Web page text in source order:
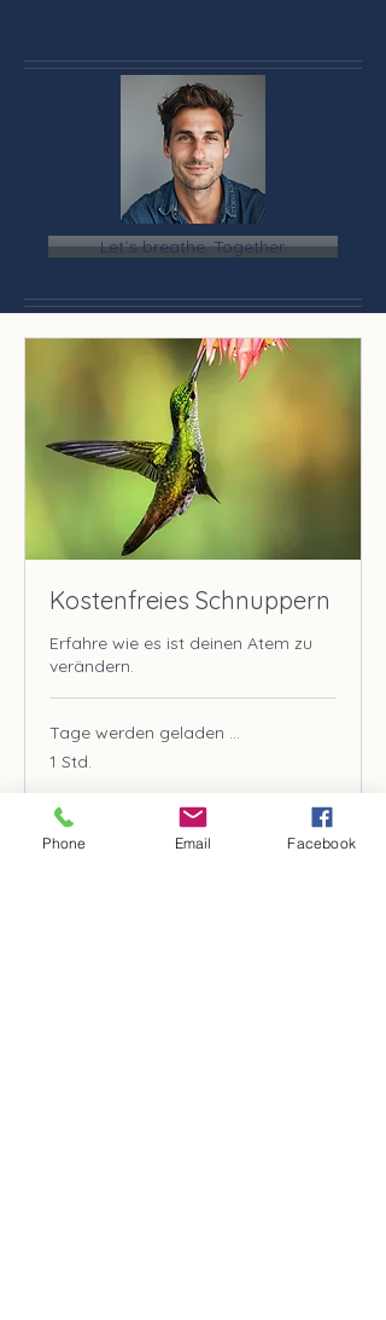
Let´s breathe. Together.
Kostenfreies Schnuppern
Erfahre wie es ist deinen Atem zu
verändern.
Tage werden geladen ...
1 Std.
Buchen
Phone Email Facebook